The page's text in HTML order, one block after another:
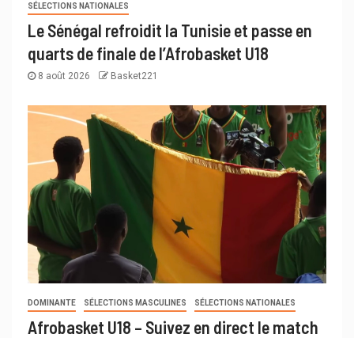
SÉLECTIONS NATIONALES
Le Sénégal refroidit la Tunisie et passe en
quarts de finale de l’Afrobasket U18
8 août 2026 Basket221
DOMINANTE SÉLECTIONS MASCULINES SÉLECTIONS NATIONALES
Afrobasket U18 – Suivez en direct le match